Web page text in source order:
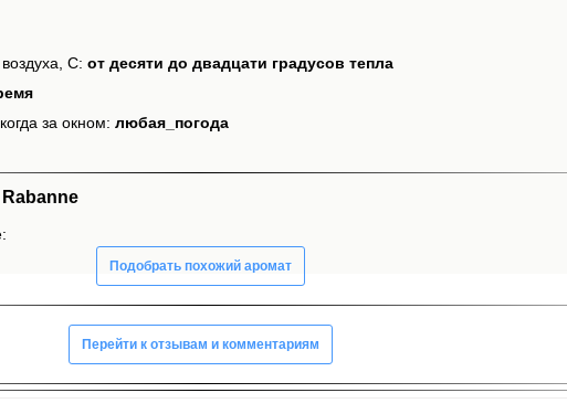
С: от десяти до двадцати градусов тепла
за окном: любая_погода
Подобрать похожий аромат
Перейти к отзывам и комментариям